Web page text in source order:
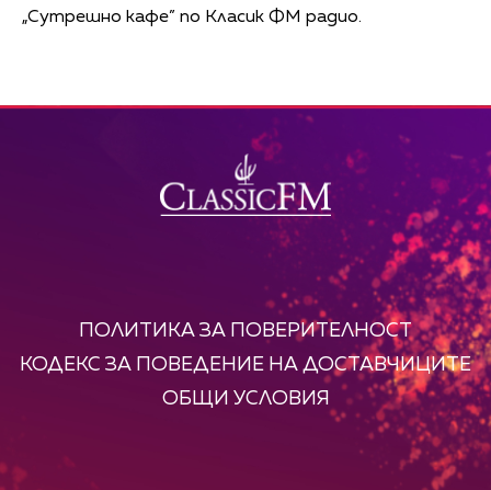
„Сутрешно кафе” по Класик ФМ радио.
ПОЛИТИКА ЗА ПОВЕРИТЕЛНОСТ
КОДЕКС ЗА ПОВЕДЕНИЕ НА ДОСТАВЧИЦИТЕ
ОБЩИ УСЛОВИЯ